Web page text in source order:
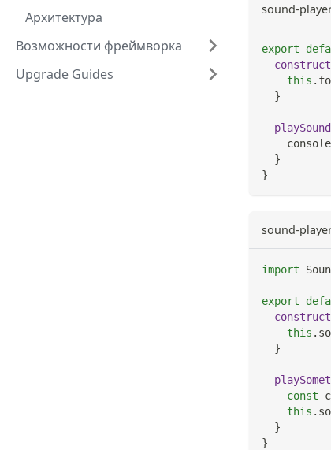
Архитектура
Возможности фреймворка
Upgrade Guides
sound-
export
this .
}
console
}
}
sound-
import
export
this .
}
const
this .
}
}